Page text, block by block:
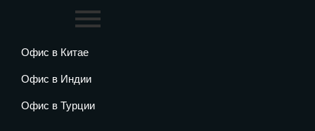
Офис в Китае
Офис в Индии
Офис в Турции